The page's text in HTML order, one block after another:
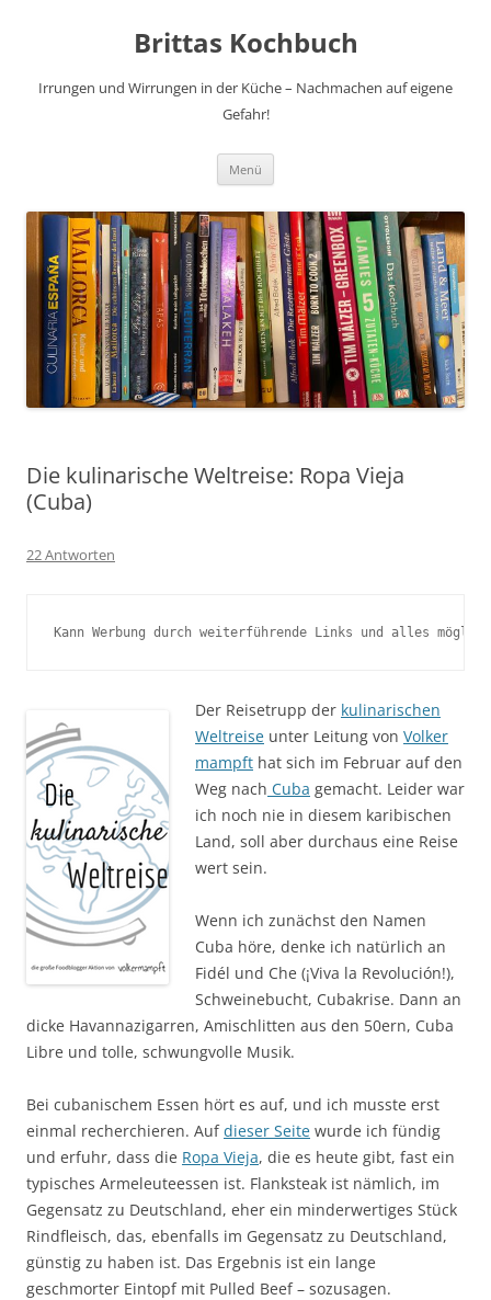
Brittas Kochbuch
Irrungen und Wirrungen in der Küche – Nachmachen auf eigene
Gefahr!
Menü
Die kulinarische Weltreise: Ropa Vieja
(Cuba)
22 Antworten
Kann Werbung durch weiterführende Links und alles
Der Reisetrupp der kulinarischen
Weltreise unter Leitung von Volker
mampft hat sich im Februar auf den
Weg nach Cuba gemacht. Leider war
ich noch nie in diesem karibischen
Land, soll aber durchaus eine Reise
wert sein.
Wenn ich zunächst den Namen
Cuba höre, denke ich natürlich an
Fidél und Che (¡Viva la Revolución!),
Schweinebucht, Cubakrise. Dann an
dicke Havannazigarren, Amischlitten aus den 50ern, Cuba
Libre und tolle, schwungvolle Musik.
Bei cubanischem Essen hört es auf, und ich musste erst
einmal recherchieren. Aufdieser Seite wurde ich fündig
und erfuhr, dass die Ropa Vieja, die es heute gibt, fast ein
typisches Armeleuteessen ist. Flanksteak ist nämlich, im
Gegensatz zu Deutschland, eher ein minderwertiges Stück
Rindfleisch, das, ebenfalls im Gegensatz zu Deutschland,
günstig zu haben ist. Das Ergebnis ist ein lange
geschmorter Eintopf mit Pulled Beef – sozusagen.